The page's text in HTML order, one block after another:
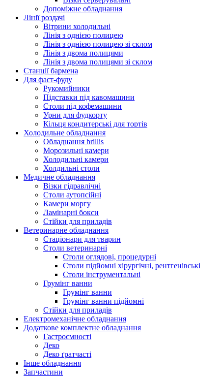
Допоміжне обладнання
Лінії роздачі
Вітрини холодильні
Лінія з однією полицею
Лінія з однією полицею зі склом
Лінія з двома полицями
Лінія з двома полицями зі склом
Станції бармена
Для фаст-фуду
Рукомийники
Підставки під кавомашини
Столи під кофемашини
Урни для фудкорту
Кільця кондитерські для тортів
Холодильне обладнання
Обладнання brillis
Морозильні камери
Холодильні камери
Холдильні столи
Медичне обладнання
Візки гідравлічні
Столи аутопсійні
Камери моргу
Ламінарні бокси
Стійки для приладів
Ветеринарне обладнання
Стаціонари для тварин
Столи ветеринарні
Столи оглядові, процедурні
Столи підйомні хірургічні, рентгенівські
Столи інструментальні
Грумінг ванни
Грумінг ванни
Грумінг ванни підйомні
Стійки для приладів
Електромеханічне обладнання
Додаткове комплектне обладнання
Гастроємності
Деко
Деко ґратчасті
Інше обладнання
Запчастини